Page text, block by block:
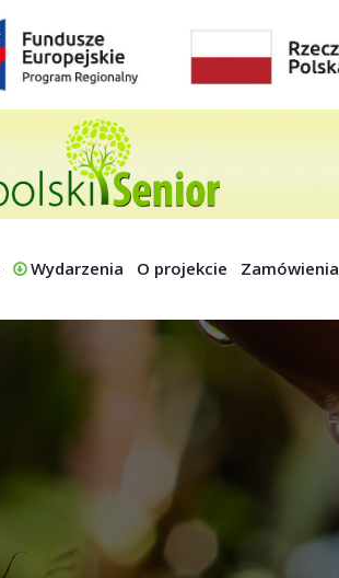
Wydarzenia O projekcie Zamówienia